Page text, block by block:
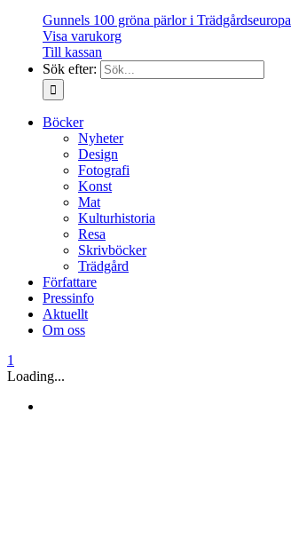
Gunnels 100 gröna pärlor i Trädgårdseuropa
Visa varukorg
Till kassan
Sök efter:
Böcker
Nyheter
Design
Fotografi
Konst
Mat
Kulturhistoria
Resa
Skrivböcker
Trädgård
Författare
Pressinfo
Aktuellt
Om oss
1
Loading...